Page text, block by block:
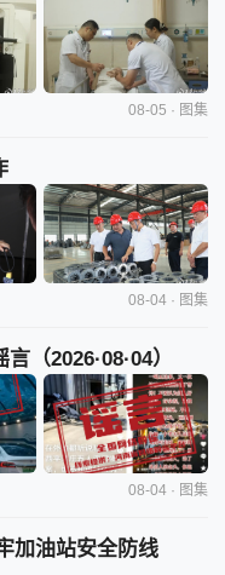
08-05 · 图集
08-04 · 图集
（2026·08·04）
08-04 · 图集
加油站安全防线